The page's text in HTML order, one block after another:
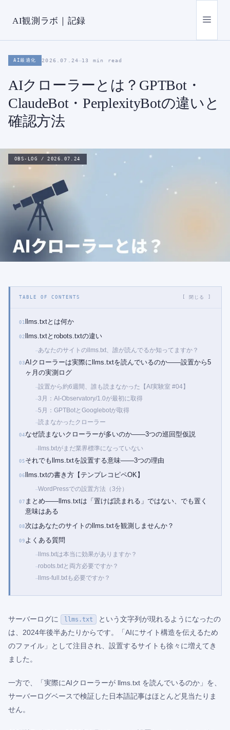
AI観測ラボ｜記録 メ
ー
AI最適化 2026.07.24—13 min read
AIクローラーとは？GPTBot・
ClaudeBot・PerplexityBotの違いと
確認方法
OBS-LOG / 2026.07.24
TABLE OF CONTENTS [ 閉じる ]
llms.txtとは何か
llms.txtとrobots.txtの違い
あなたのサイトのllms.txt、誰が読んでるか知ってますか？
AIクローラーは実際にllms.txtを読んでいるのか——設置から5
ヶ月の実測ログ
設置から約6週間、誰も読まなかった【AI実験室 #04】
3月：AI-Observatory/1.0が最初に取得
5月：GPTBotとGooglebotが取得
読まなかったクローラー
なぜ読まないクローラーが多いのか——3つの巡回型仮説
llms.txtがまだ業界標準になっていない
それでもllms.txtを設置する意味——3つの理由
llms.txtの書き方【テンプレコピペOK】
WordPressでの設置方法（3分）
まとめ——llms.txtは「置けば読まれる」ではない、でも置く
意味はある
次はあなたのサイトのllms.txtを観測しませんか？
よくある質問
llms.txtは本当に効果がありますか？
robots.txtと両方必要ですか？
llms-full.txtも必要ですか？
サーバーログに llms.txt
という文字列が現れるようになったの
は、2024年後半あたりからです。「AIにサイト構造を伝えるため
のファイル」として注目され、設置するサイトも徐々に増えてき
ました。
一方で、「実際にAIクローラーが llms.txt を読んでいるのか」を、
サーバーログベースで検証した日本語記事はほとんど見当たりま
せん。